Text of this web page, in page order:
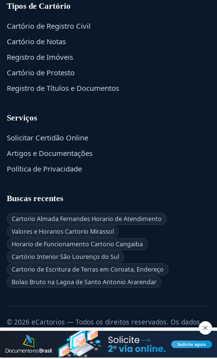
Tipos de Cartório
Cartório de Registro Civil
Cartório de Notas
Registro de Imóveis
Cartório de Protesto
Registro de Títulos e Documentos
Serviços
Solicitar Certidão Online
Artigos e Documentações
Política de Privacidade
Buscas recentes
Cartorio Almada Fernandes Horario de Atendimento
Valores e Horarios Cartorio Mirassol
Horario de Funcionamento Cartorio Cangaiba
Cartório Interior São Lourenço do Sul
Cartorio de Escritura de Terras em Coroata, Endereço
Bolao Bruto na Lagoa de Santo Antonio Ararendar
© 2026 eCartorios — Todos os direitos reservados. Os dados
exibidos são públicos, com fonte CNJ (Justiça Aberta) e
atualizações periódicas.